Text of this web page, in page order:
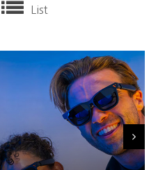
List